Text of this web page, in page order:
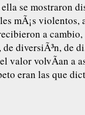
se mostraron
mÃ¡s violentos,
a
diversiÃ³n, de
valor volvÃ­an a
eran las que